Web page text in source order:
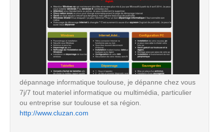
dépannage informatique toulouse, je dépanne chez vous
7j/7 tout materiel informatique ou multimédia, particulier
ou entreprise sur toulouse et sa région.
http://www.cluzan.com